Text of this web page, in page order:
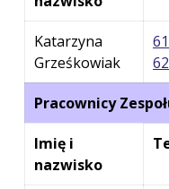
Katarzyna
Grześkowiak
Pracownicy
Imię i
nazwisko